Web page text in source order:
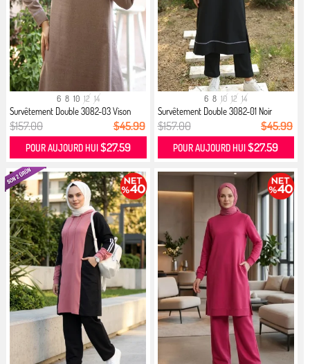
6 8 10 12 14
Survêtement Double 3082-03 Vison
$157.00 $45.99
POUR AUJOURD HUI $27.59
6 8 10 12 14
Survêtement Double 3082-01 Noir
$157.00 $45.99
POUR AUJOURD HUI$27.59